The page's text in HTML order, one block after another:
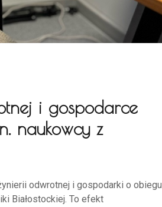
i gospodarce
naukowcy z
odwrotnej i gospodarki o obiegu
Białostockiej. To efekt